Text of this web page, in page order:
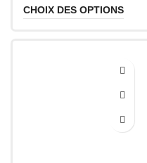
CHOIX DES OPTIONS